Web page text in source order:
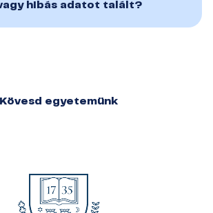
hibás adatot talált?
Kövesd egyetemünk